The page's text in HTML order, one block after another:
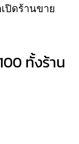
ปิดร้านขาย
ทั้งร้าน